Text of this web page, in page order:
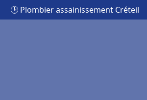
🕒 Plombier assainissement Créteil